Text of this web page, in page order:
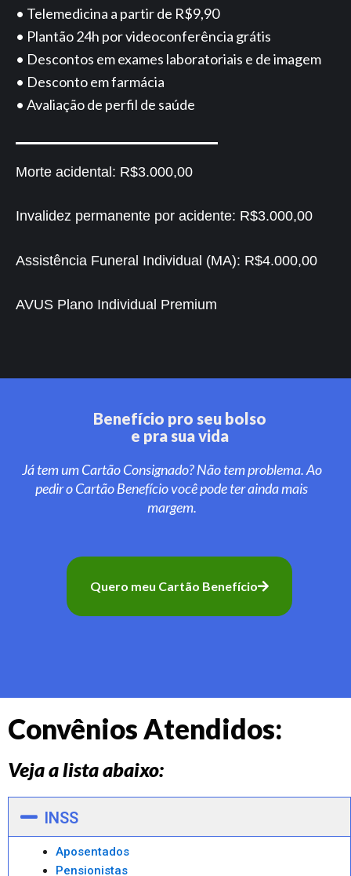
• Telemedicina a partir de R$9,90
• Plantão 24h por videoconferência grátis
• Descontos em exames laboratoriais e de imagem
• Desconto em farmácia
• Avaliação de perfil de saúde
Morte acidental: R$3.000,00
Invalidez permanente por acidente: R$3.000,00
Assistência Funeral Individual (MA): R$4.000,00
AVUS Plano Individual Premium
Benefício pro seu bolso
e pra sua vida
Já tem um Cartão Consignado? Não tem problema. Ao
pedir o Cartão Benefício você pode ter ainda mais
margem.
Quero meu Cartão Benefício
Convênios Atendidos:
Veja a lista abaixo:
INSS
Aposentados
Pensionistas